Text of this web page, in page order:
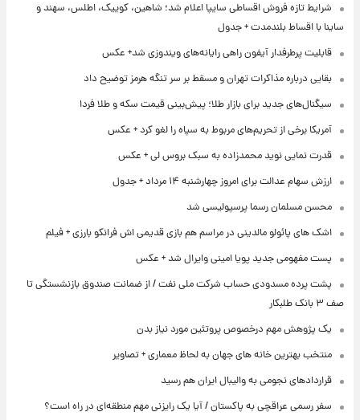
شرایط تازه فروش اقساطی سایپا اعلام شد؛ شاهین، کوییک، اطلس، سهند و
ساینا با اقساط بلندمدت + جدول
قابلیت پرطرفدار آیفون راهی رایانه‌های ویندوزی شد+ عکس
بقایی درباره مذاکرات تهران و مسقط بر سر تنگه هرمز توضیح داد
سیگنال‌های جدید برای بازار طلا؛ پیش‌بینی قیمت سکه و طلا فردا
آمریکا برخی از تحریم‌های مربوط به سپاه را لغو کرد + عکس
قدرت نمایی نوید محمدزاده به سبک بروس لی + عکس
ارزش سهام عدالت برای امروز چهارشنبه ۱۴ مرداد + جدول
محسن مسلمان رسما پرسپولیسی شد
اشک های پائولو مالدینی در مراسم هم بازی قدیمی اش فرانکو بارزی + فیلم
پست مفهومی جدید پویا امینی وایرال شد + عکس
پشت پرده‌ مسدودی حساب شرکت ملی نفت / از ضمانت صندوق بازنشستگی تا
صف ۳ بانک طلبکار
یک پژوهش مهم درخصوص پروتئین مورد نیاز بدن
منتخب بهترین خانه های جهان به لحاظ معماری + تصاویر
قراردادهای نجومی به والیبال ایران هم رسید
سفر رسمی عراقچی به پاکستان / آیا یک رایزنی مهم منطقه‌ای در راه است؟